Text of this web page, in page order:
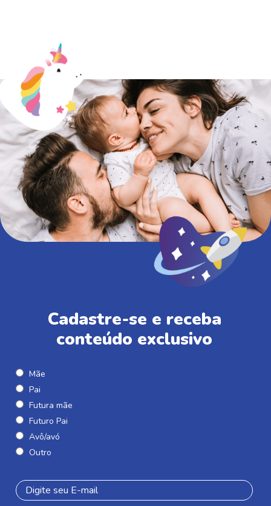
Cadastre-se e receba
conteúdo exclusivo
Mãe
Pai
Futura mãe
Futuro Pai
Avô/avó
Outro